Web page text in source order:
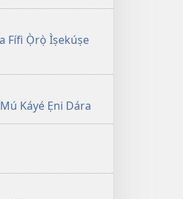
Fífi Ọ̀rọ̀ Ìṣekúṣe
Káyé Ẹni Dára